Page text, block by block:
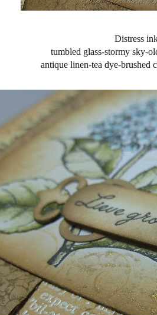
Distress
tumbled glass-stormy sky-
antique linen-tea dye-brushed